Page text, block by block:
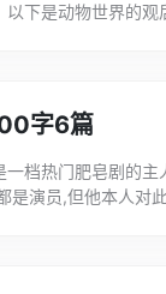
下是动物世界的观
字6篇
一档热门肥皂剧的
是演员,但他本人对